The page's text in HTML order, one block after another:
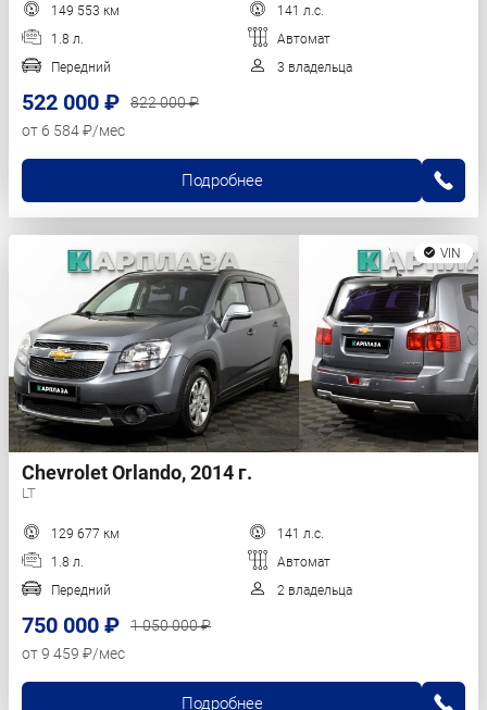
149 553 км
141 л.с.
1.8 л.
Автомат
Передний
3 владельца
522 000 ₽
822 000 ₽
от 6 584 ₽/мес
Подробнее
VIN
Chevrolet Orlando, 2014 г.
LT
129 677 км
141 л.с.
1.8 л.
Автомат
Передний
2 владельца
750 000 ₽
1 050 000 ₽
от 9 459 ₽/мес
Подробнее